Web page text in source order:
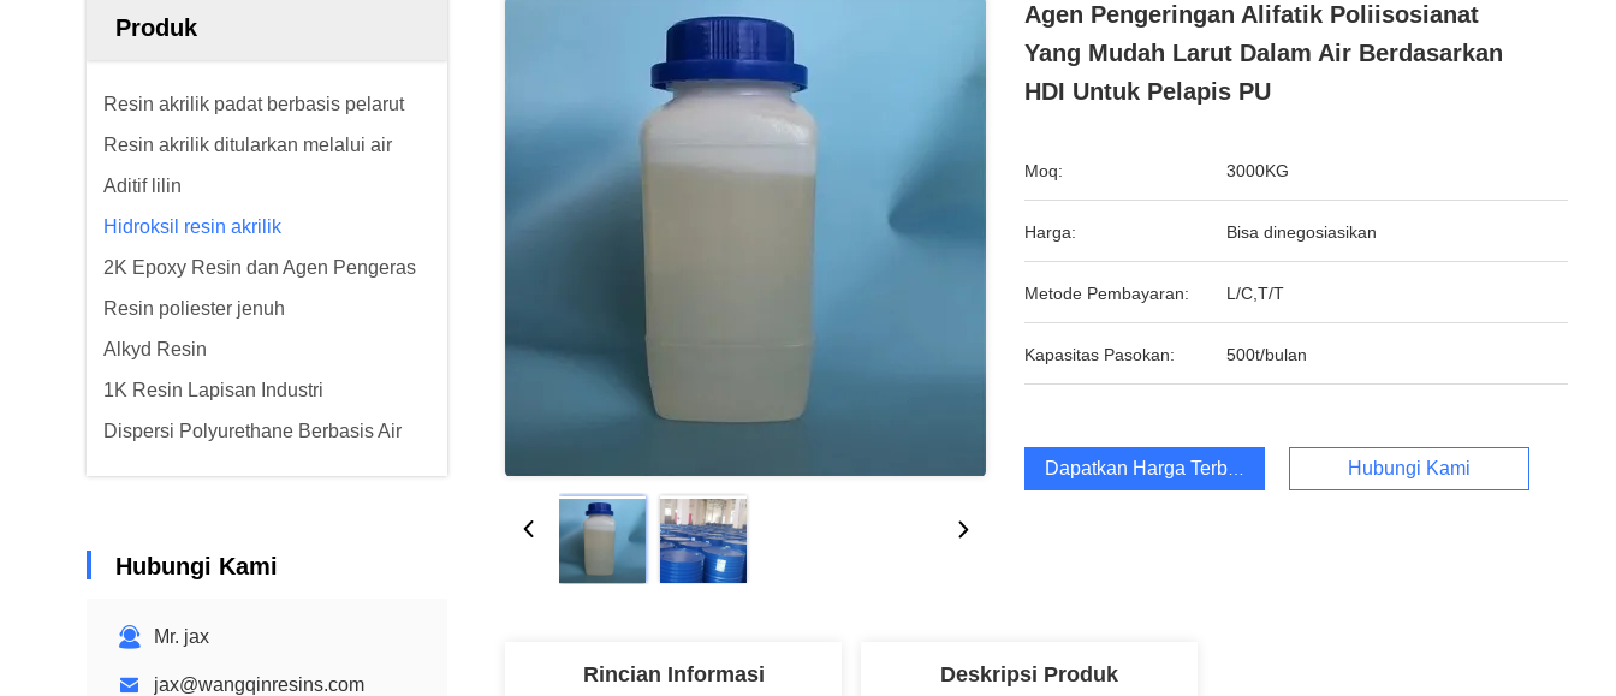
Produk
Resin akrilik padat berbasis pelarut
Resin akrilik ditularkan melalui air
Aditif lilin
Hidroksil resin akrilik
2K Epoxy Resin dan Agen Pengeras
Resin poliester jenuh
Alkyd Resin
1K Resin Lapisan Industri
Dispersi Polyurethane Berbasis Air
Hubungi Kami
Mr. jax
jax@wangqinresins.com
Agen Pengeringan Alifatik Poliisosianat
Yang Mudah Larut Dalam Air Berdasarkan
HDI Untuk Pelapis PU
Moq: 3000KG
Harga: Bisa dinegosiasikan
Metode Pembayaran: L/C,T/T
Kapasitas Pasokan: 500t/bulan
Dapatkan Harga Terbaik Hubungi Kami
Rincian Informasi Deskripsi Produk